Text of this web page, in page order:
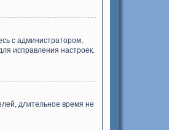
с администратором,
исправления настроек.
длительное время не